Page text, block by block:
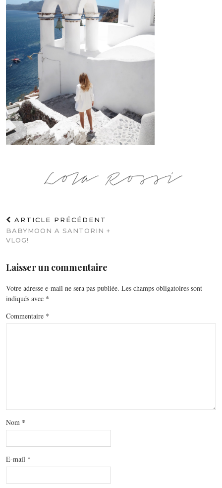
ARTICLE PRÉCÉDENT
BABYMOON A SANTORIN +
VLOG!
Laisser un commentaire
Votre adresse e-mail ne sera pas publiée. Les champs obligatoires sont
indiqués avec *
Commentaire *
Nom *
E-mail *